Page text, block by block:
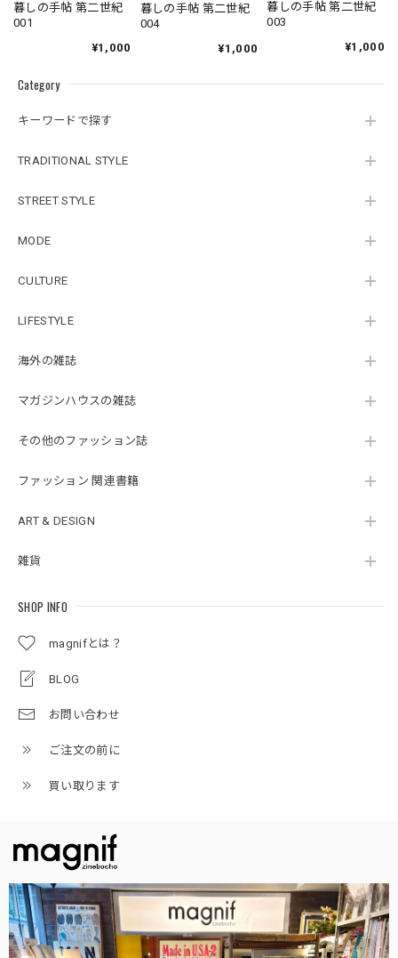
Category
キーワードで探す
TRADITIONAL STYLE
STREET STYLE
MODE
CULTURE
LIFESTYLE
海外の雑誌
マガジンハウスの雑誌
その他のファッション誌
ファッション 関連書籍
ART & DESIGN
雑貨
SHOP INFO
magnifとは？
BLOG
お問い合わせ
ご注文の前に
買い取ります
暮しの手帖 第二世紀
001
¥1,000
暮しの手帖 第二世紀
004
¥1,000
暮しの手帖 第二世紀
003
¥1,000